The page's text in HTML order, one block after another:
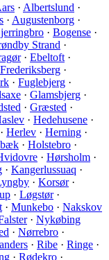
· Albertslund ·
· Augustenborg ·
· Bogense ·
Strand ·
· Ebeltoft ·
Frederiksberg ·
· Fuglebjerg ·
· Glamsbjerg ·
· Græsted ·
· Hedehusene ·
Herlev · Herning ·
· Holstebro ·
· Hørsholm ·
· Kangerlussuaq ·
· Korsør·
· Løgstør·
· Munkebo · Nakskov
· Nykøbing
· Nørrebro ·
· Ribe · Ringe ·
· Rødekro ·